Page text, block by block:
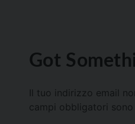
Got
Il tuo indirizzo email
campi obbligatori sono